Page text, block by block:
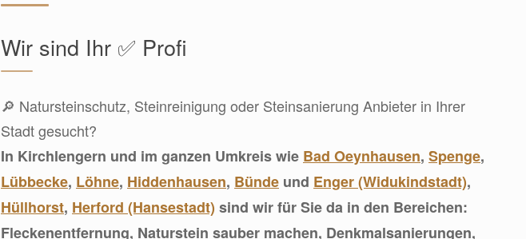
Wir sind Ihr ✅ Profi
🔎 Natursteinschutz, Steinreinigung oder Steinsanierung Anbieter in Ihrer
Stadt gesucht?
In Kirchlengern und im ganzen Umkreis wie Bad Oeynhausen, Spenge,
Lübbecke, Löhne, Hiddenhausen, Bünde und Enger (Widukindstadt),
Hüllhorst, Herford (Hansestadt) sind wir für Sie da in den Bereichen:
Fleckenentfernung, Naturstein sauber machen, Denkmalsanierungen,